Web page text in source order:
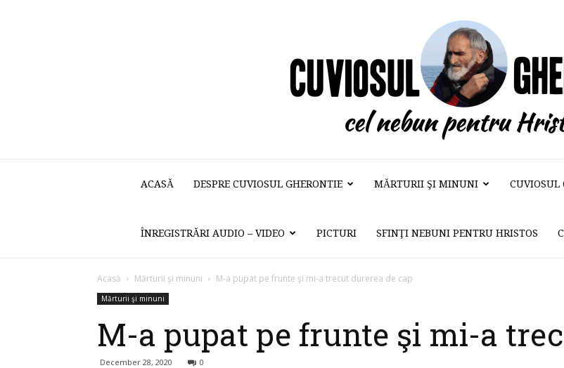
Cuviosul
ACASĂ DESPRE CUVIOSUL GHERONTIE MĂRTURII ŞI MINUNI CUVIOSUL
ÎNREGISTRĂRI AUDIO – VIDEO PICTURI SFINŢI NEBUNI PENTRU HRISTOS
Acasă Mărturii şi minuni M-a pupat pe frunte şi mi-a trecut durerea de cap
Mărturii şi minuni
M-a pupat pe frunte şi mi-a
December 28, 2020 0